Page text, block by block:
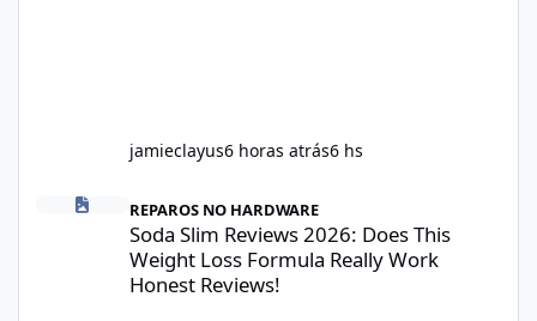
jamieclayus6 horas atrás6 hs
Soda Slim Reviews 2026: Does This Weight Loss Formula Really
REPAROS NO HARDWARE
Soda Slim Reviews 2026: Does This
Weight Loss Formula Really Work
Honest Reviews!